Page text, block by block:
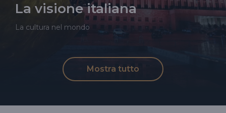
La visione italiana
La cultura nel mondo
Mostra tutto